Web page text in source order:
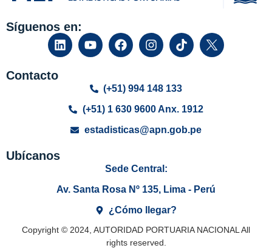
Síguenos en:
Contacto
(+51) 994 148 133
(+51) 1 630 9600 Anx. 1912
estadisticas@apn.gob.pe
Ubícanos
Sede Central:
Av. Santa Rosa Nº 135, Lima - Perú
¿Cómo llegar?
Copyright © 2024, AUTORIDAD PORTUARIA NACIONAL All
rights reserved.